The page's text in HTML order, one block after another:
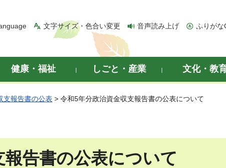
文字サイズ・色合い変更 音声読み上げ ふりがな
健康・福祉 しごと・産業 文化・教
支報告書の公表 > 令和5年分政治資金収支報告書の公表について
告書の公表について